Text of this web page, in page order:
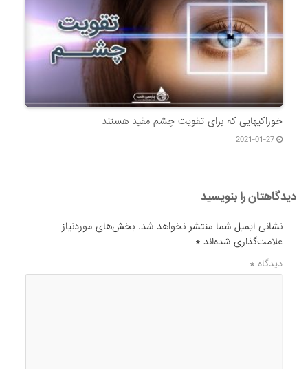
خوراکیهایی که برای تقویت چشم مفید هستند
2021-01-27
دیدگاهتان را بنویسید
نشانی ایمیل شما منتشر نخواهد شد. بخش‌های موردنیاز
علامت‌گذاری شده‌اند*
دیدگاه*